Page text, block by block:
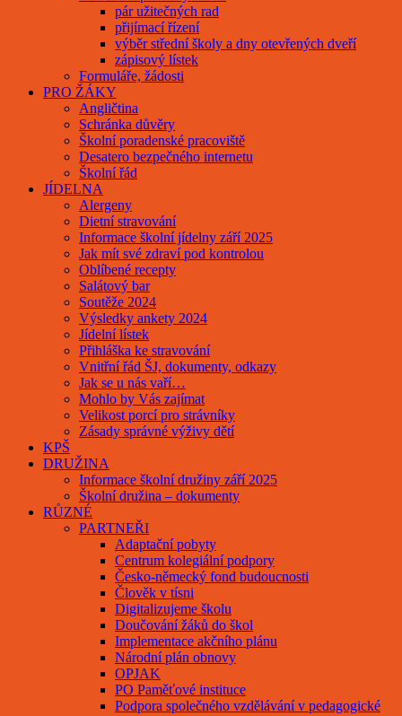
pár užitečných rad
přijímací řízení
výběr střední školy a dny otevřených dveří
zápisový lístek
Formuláře, žádosti
PRO ŽÁKY
Angličtina
Schránka důvěry
Školní poradenské pracoviště
Desatero bezpečného internetu
Školní řád
JÍDELNA
Alergeny
Dietní stravování
Informace školní jídelny září 2025
Jak mít své zdraví pod kontrolou
Oblíbené recepty
Salátový bar
Soutěže 2024
Výsledky ankety 2024
Jídelní lístek
Přihláška ke stravování
Vnitřní řád ŠJ, dokumenty, odkazy
Jak se u nás vaří…
Mohlo by Vás zajímat
Velikost porcí pro strávníky
Zásady správné výživy dětí
KPŠ
DRUŽINA
Informace školní družiny září 2025
Školní družina – dokumenty
RŮZNÉ
PARTNEŘI
Adaptační pobyty
Centrum kolegiální podpory
Česko-německý fond budoucnosti
Člověk v tísni
Digitalizujeme školu
Doučování žáků do škol
Implementace akčního plánu
Národní plán obnovy
OPJAK
PO Paměťové instituce
Podpora společného vzdělávání v pedagogické